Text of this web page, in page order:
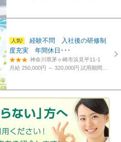
経験不問 入社後の研修制
度充実 年間休日･･･
神奈川県茅ヶ崎市浜見平11-1
月給 250,000円 ～ 320,000円試用期間あり。3カ月～4カ月。